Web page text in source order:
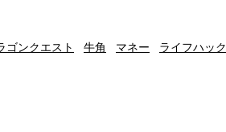
ゴンクエスト 牛角 マネー ライフハック